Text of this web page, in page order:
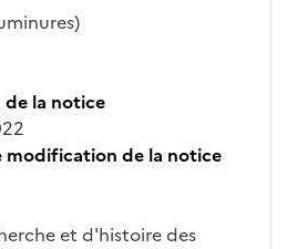
la notice
modification de la notice
et d'histoire des